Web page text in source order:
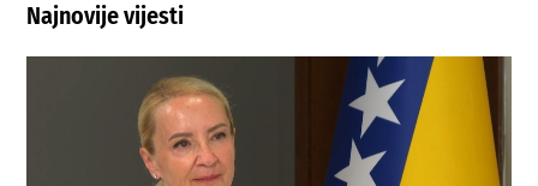
Najnovije vijesti